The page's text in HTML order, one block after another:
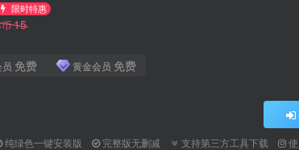
限时特惠
15
免费 黄金会员 免费
纯绿色一键安装版 完整版无删减 支持第三方工具下载